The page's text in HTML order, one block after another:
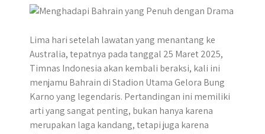
Lima hari setelah lawatan yang menantang ke
Australia, tepatnya pada tanggal 25 Maret 2025,
Timnas Indonesia akan kembali beraksi, kali ini
menjamu Bahrain di Stadion Utama Gelora Bung
Karno yang legendaris. Pertandingan ini memiliki
arti yang sangat penting, bukan hanya karena
merupakan laga kandang, tetapi juga karena